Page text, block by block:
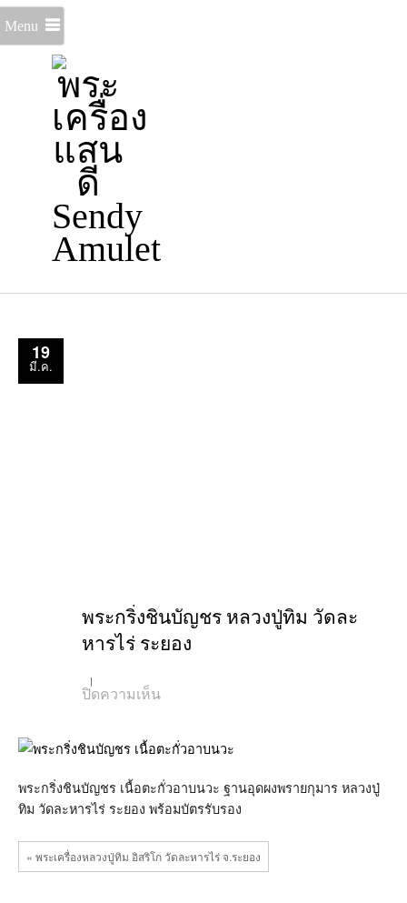
Menu
19
มี.ค.
พระกริ่งชินบัญชร หลวงปู่ทิม วัดละ
หารไร่ ระยอง
ปิดความเห็นบน
ชิน
บัญชร
ปู่
ทิม
วัด
หาร
ไร่
ระยอง
พระกริ่งชินบัญชร เนื้อตะกั่วอาบนวะ ฐานอุดผงพรายกุมาร หลวงปู่
ทิม วัดละหารไร่ ระยอง พร้อมบัตรรับรอง
« พระเครื่องหลวงปู่ทิม อิสริโก วัดละหารไร่ จ.ระยอง